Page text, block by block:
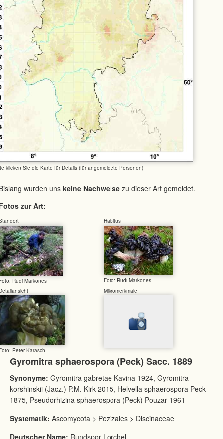
klicken Sie die Karte für Details (für angemeldete Personen)
wurden uns keine Nachweise zu dieser Art gemeldet.
zur Art:
Rudi Markones
Habitus
Foto: Rudi Markones
Peter Karasch
Mikromerkmale
Gyromitra sphaerospora (Peck) Sacc. 1889
Synonyme: Gyromitra gabretae Kavina 1924, Gyromitra
korshinskii (Jacz.) P.M. Kirk 2015, Helvella sphaerospora Peck
1875, Pseudorhizina sphaerospora (Peck) Pouzar 1961
Systematik: Ascomycota > Pezizales > Discinaceae
Deutscher Name: Rundspor-Lorchel